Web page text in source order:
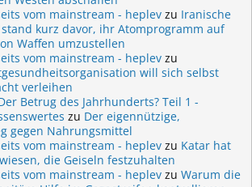
vom mainstream - heplev zu Iranische
stand kurz davor, ihr Atomprogramm auf
Waffen umzustellen
vom mainstream - heplev zu
will sich selbst
verleihen
Betrug des Jahrhunderts? Teil 1 -
zu Der eigennützige,
gegen Nahrungsmittel
vom mainstream - heplev zu Katar hat
die Geiseln festzuhalten
vom mainstream - heplev zu Warum die